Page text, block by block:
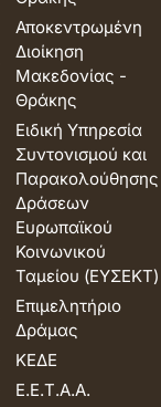
Αποκεντρωμένη
Διοίκηση
Μακεδονίας -
Θράκης
Ειδική Υπηρεσία
Συντονισμού και
Παρακολούθησης
Δράσεων
Ευρωπαϊκού
Κοινωνικού
Ταμείου (ΕΥΣΕΚΤ)
Επιμελητήριο
Δράμας
ΚΕΔΕ
Ε.Ε.Τ.Α.Α.